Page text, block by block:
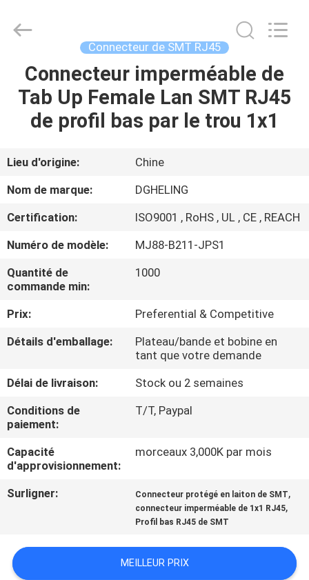
MAISON
PRODUITS
AU
SUJET
DE
VISITE
CONTRÔLE
QUALITÉ
CONTACTEZ-
NOUS
DEMANDEZ
CITATION
Connecteur de SMT RJ45
Connecteur imperméable de
Tab Up Female Lan SMT RJ45
de profil bas par le trou 1x1
Lieu d'origine:
Chine
Nom de marque:
DGHELING
Certification:
ISO9001 , RoHS , UL , CE , REACH
Numéro de modèle:
MJ88-B211-JPS1
Quantité de
commande min:
1000
Prix:
Preferential & Competitive
Détails d'emballage:
Plateau/bande et bobine en
tant que votre demande
Délai de livraison:
Stock ou 2 semaines
Conditions de
paiement:
T/T, Paypal
Capacité
d'approvisionnement:
morceaux 3,000K par mois
Surligner: Connecteur protégé en laiton de SMT,
connecteur imperméable de 1x1 RJ45,
Profil bas RJ45 de SMT
MEILLEUR PRIX